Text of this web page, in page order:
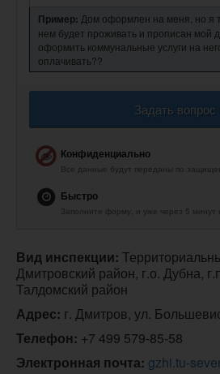
Пример: Дом оформлен на меня, но я
нем будет проживать и прописан мой
оформить коммунальные услуги на
оплачивать??
Задать вопрос
Конфиденциально
Все данные будут переданы по
Быстро
Заполните форму, и уже через 5 минут
Вид инспекции:
Дмитровский район, г.о. Дубна,
Талдомский район
Адрес: г. Дмитров, ул.
Телефон: +7 499 579-85-58
Электронная почта: gzhi.tu-